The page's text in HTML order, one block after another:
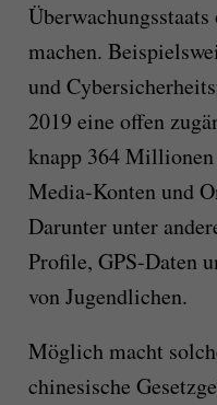
machen.
und
2019 eine offen
knapp 364
Media-Konten und
Darunter unter
Profile, GPS-Daten
von Jugendlichen.
Möglich macht
chinesische